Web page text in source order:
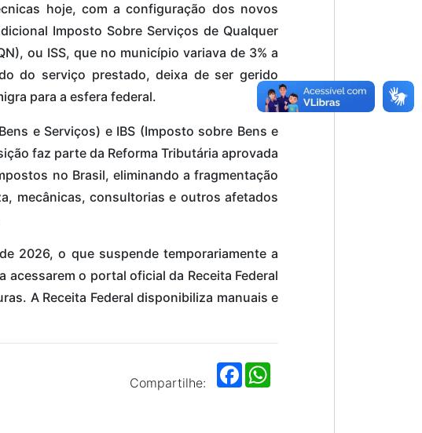
hoje, com a configuração dos novos
Imposto Sobre Serviços de Qualquer
ou ISS, que no município variava de 3% a
do serviço prestado, deixa de ser gerido
para a esfera federal.
e Serviços) e IBS (Imposto sobre Bens e
faz parte da Reforma Tributária aprovada
no Brasil, eliminando a fragmentação
mecânicas, consultorias e outros afetados
2026, o que suspende temporariamente a
o portal oficial da Receita Federal
A Receita Federal disponibiliza manuais e
Compartilhe:
F
a